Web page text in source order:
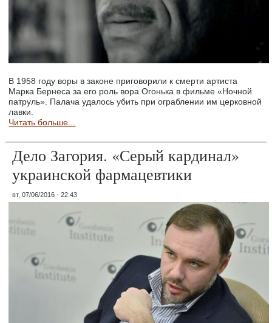
В 1958 году воры в законе приговорили к смерти артиста
Марка Бернеса за его роль вора Огонька в фильме «Ночной
патруль». Палача удалось убить при ограблении им церковной
лавки.
Читать больше...
Дело Загория. «Серый кардинал»
украинской фармацевтики
вт, 07/06/2016 - 22:43